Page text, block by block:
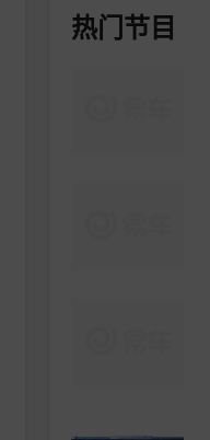
热门节目